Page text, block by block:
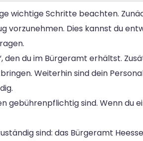
wichtige Schritte beachten.
vorzunehmen. Dies kannst du
den du im Bürgeramt erhältst.
Weiterhin sind dein
gebührenpflichtig sind. Wenn du
sind: das Bürgeramt